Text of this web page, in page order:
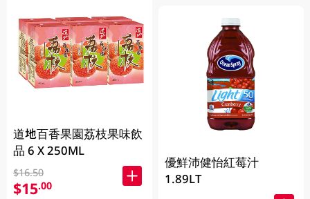
道地百香果園荔枝果味飲
品 6 X 250ML
$16.50
$15.00
優鮮沛健怡紅莓汁
1.89LT